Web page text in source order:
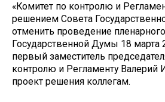
«Комитет по контролю и
решением Совета
отменить проведение
Государственной Думы 18 марта
первый заместитель
контролю и Регламенту Валерий
проект решения коллегам.